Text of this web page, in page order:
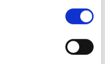
souborů cookie
a